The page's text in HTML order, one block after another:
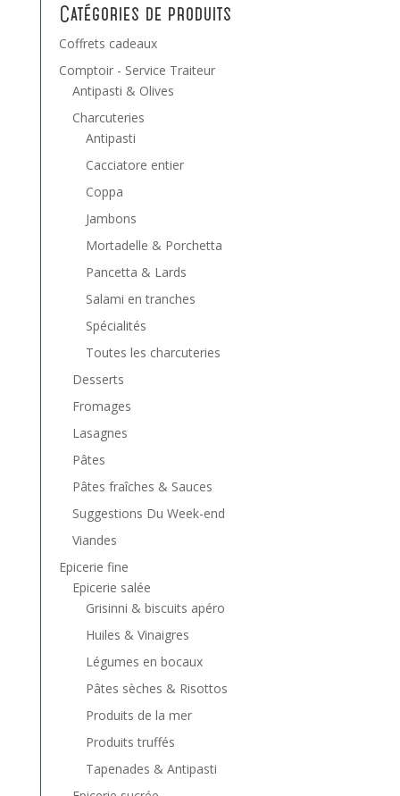
Catégories de produits
Coffrets cadeaux
Comptoir - Service Traiteur
Antipasti & Olives
Charcuteries
Antipasti
Cacciatore entier
Coppa
Jambons
Mortadelle & Porchetta
Pancetta & Lards
Salami en tranches
Spécialités
Toutes les charcuteries
Desserts
Fromages
Lasagnes
Pâtes
Pâtes fraîches & Sauces
Suggestions Du Week-end
Viandes
Epicerie fine
Epicerie salée
Grisinni & biscuits apéro
Huiles & Vinaigres
Légumes en bocaux
Pâtes sèches & Risottos
Produits de la mer
Produits truffés
Tapenades & Antipasti